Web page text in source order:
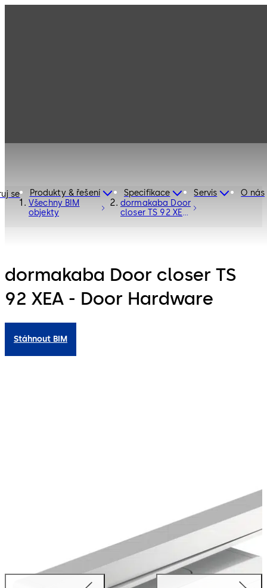
se Produkty & řešení Specifikace Servis
O nás
Všechny BIM
objekty
dormakaba Door
closer TS 92 XEA
dormakaba Door closer TS
92 XEA - Door Hardware
Stáhnout BIM